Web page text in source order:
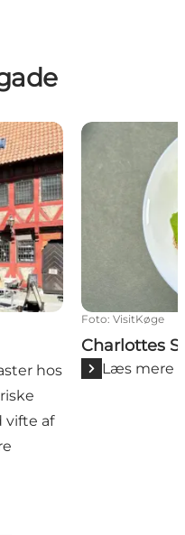
hos
vifte af
Charlottes
Foto: VisitKøge
Charlottes
Læs mere